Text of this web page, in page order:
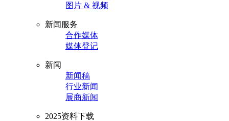
图片 & 视频
新闻服务
合作媒体
媒体登记
新闻
新闻稿
行业新闻
展商新闻
2025资料下载